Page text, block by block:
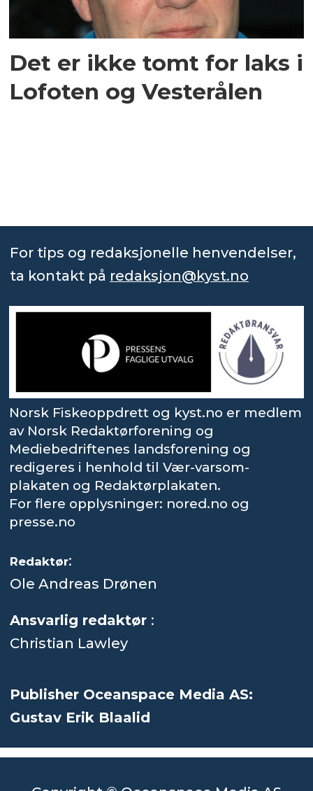
Det er ikke tomt for laks i
Lofoten og Vesterålen
For tips og redaksjonelle henvendelser,
ta kontakt på redaksjon@kyst.no
Norsk Fiskeoppdrett og kyst.no er medlem
av Norsk Redaktørforening og
Mediebedriftenes landsforening og
redigeres i henhold til Vær-varsom-
plakaten og Redaktørplakaten.
For flere opplysninger: nored.no og
presse.no
Redaktør:
Ole Andreas Drønen
Ansvarlig redaktør :
Christian Lawley
Publisher Oceanspace Media AS:
Gustav Erik Blaalid